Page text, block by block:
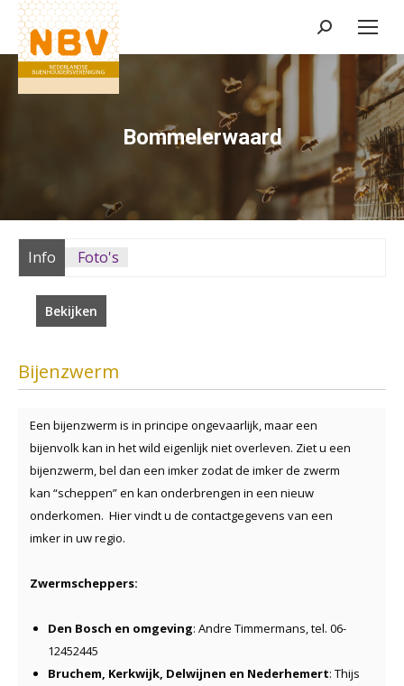
Zoeken:
Bommelerwaard
Info Foto's
Bekijken
Bijenzwerm
Een bijenzwerm is in principe ongevaarlijk, maar een
bijenvolk kan in het wild eigenlijk niet overleven. Ziet u een
bijenzwerm, bel dan een imker zodat de imker de zwerm
kan “scheppen” en kan onderbrengen in een nieuw
onderkomen. Hier vindt u de contactgegevens van een
imker in uw regio.
Zwermscheppers:
Den Bosch en omgeving: Andre Timmermans, tel. 06-
12452445
Bruchem, Kerkwijk, Delwijnen en Nederhemert: Thijs